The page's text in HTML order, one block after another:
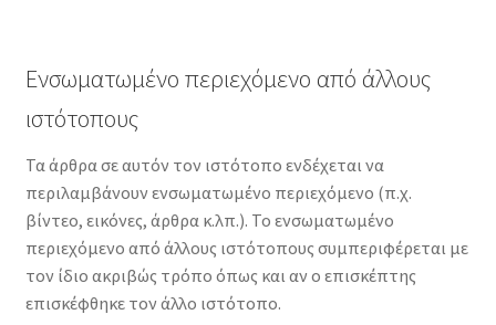
Ενσωματωμένο περιεχόμενο από άλλους
ιστότοπους
Τα άρθρα σε αυτόν τον ιστότοπο ενδέχεται να
περιλαμβάνουν ενσωματωμένο περιεχόμενο (π.χ.
βίντεο, εικόνες, άρθρα κ.λπ.). Το ενσωματωμένο
περιεχόμενο από άλλους ιστότοπους συμπεριφέρεται με
τον ίδιο ακριβώς τρόπο όπως και αν ο επισκέπτης
επισκέφθηκε τον άλλο ιστότοπο.